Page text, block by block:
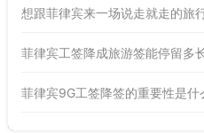
想跟菲律宾来一场说走就走的旅
菲律宾工签降成旅游签能停留多
菲律宾9G工签降签的重要性是什